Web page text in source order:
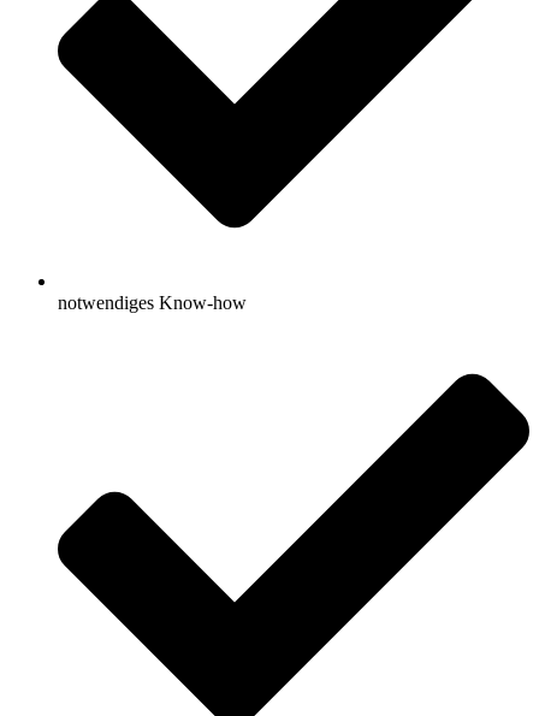
notwendiges Know-how